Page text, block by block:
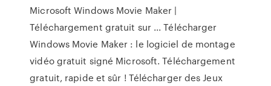
Microsoft Windows Movie Maker |
Téléchargement gratuit sur ... Télécharger
Windows Movie Maker : le logiciel de montage
vidéo gratuit signé Microsoft. Téléchargement
gratuit, rapide et sûr ! Télécharger des Jeux